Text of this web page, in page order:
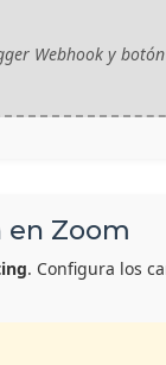
Webhook y
en Zoom
. Configura los